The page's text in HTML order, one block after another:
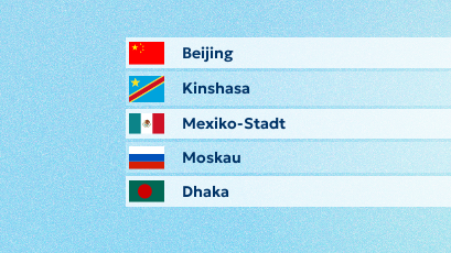
Beijing
Kinshasa
Mexiko-Stadt
Moskau
Dhaka